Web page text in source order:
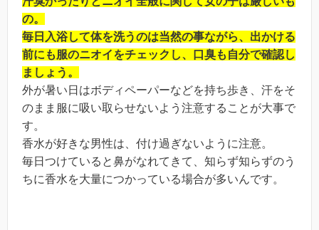
の。
毎日入浴して体を洗うのは当然の事ながら、出かける
前にも服のニオイをチェックし、口臭も自分で確認し
ましょう。
外が暑い日はボディペーパーなどを持ち歩き、汗をそ
のまま服に吸い取らせないよう注意することが大事で
す。
香水が好きな男性は、付け過ぎないように注意。
毎日つけていると鼻がなれてきて、知らず知らずのう
ちに香水を大量につかっている場合が多いんです。